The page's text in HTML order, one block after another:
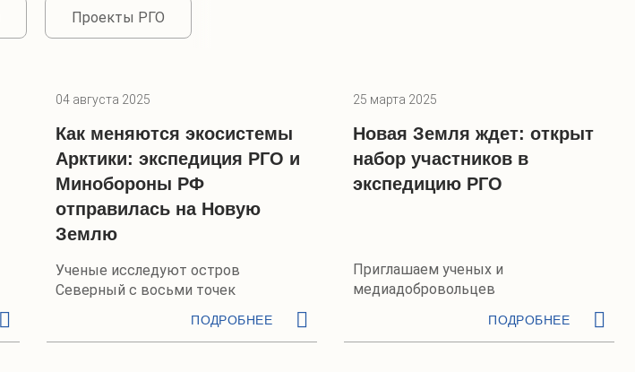
Проекты РГО
04 августа 2025
Как меняются экосистемы
Арктики: экспедиция РГО и
Минобороны РФ
отправилась на Новую
Землю
Ученые исследуют остров
Северный с восьми точек
ПОДРОБНЕЕ
25 марта 2025
Новая Земля ждет: открыт
набор участников в
экспедицию РГО
Приглашаем ученых и
медиадобровольцев
ПОДРОБНЕЕ